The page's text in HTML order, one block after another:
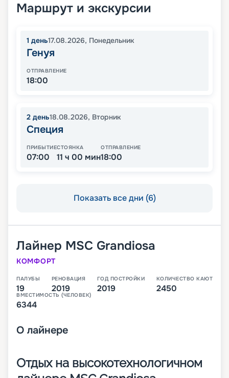
Маршрут и экскурсии
1 день17.08.2026, Понедельник
Генуя
ОТПРАВЛЕНИЕ
18:00
2 день18.08.2026, Вторник
Специя
ПРИБЫТИЕ
07:00
СТОЯНКА
11 ч 00 мин
ОТПРАВЛЕНИЕ
18:00
Показать все дни (6)
Лайнер MSC Grandiosa
КОМФОРТ
ПАЛУБЫ
19
РЕНОВАЦИЯ
2019
ГОД ПОСТРОЙКИ
2019
КОЛИЧЕСТВО КАЮТ
2450
ВМЕСТИМОСТЬ (ЧЕЛОВЕК)
6344
О лайнере
Отдых на высокотехнологичном